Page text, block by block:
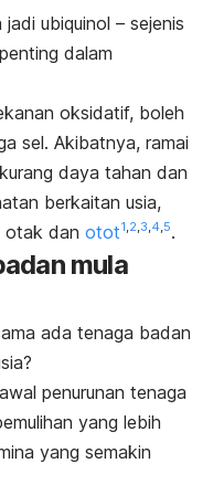
ubiquinol – sejenis
dalam
oksidatif, boleh
sel. Akibatnya, ramai
daya tahan dan
berkaitan usia,
otak dan otot1 2 3 4 5.
mula
ada tenaga badan
penurunan tenaga
yang lebih
yang semakin